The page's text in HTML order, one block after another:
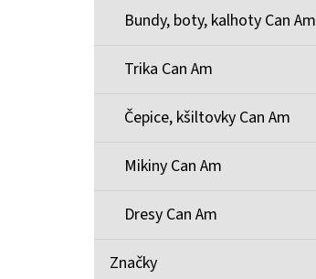
Bundy, boty, kalhoty Can Am
Trika Can Am
Čepice, kšiltovky Can Am
Mikiny Can Am
Dresy Can Am
Značky